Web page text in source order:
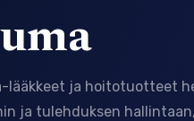
lääkkeet ja hoitotuotteet
ja tulehduksen